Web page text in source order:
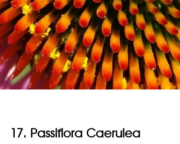
17. Passiflora Caerulea